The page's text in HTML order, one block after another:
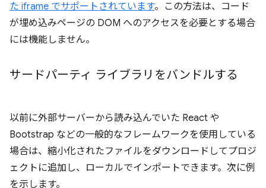
た iframe でサポートされています。この方法は、コード
が埋め込みページの DOM へのアクセスを必要とする場合
には機能しません。
サードパーティ ライブラリをバンドルする
以前に外部サーバーから読み込んでいた React や
Bootstrap などの一般的なフレームワークを使用している
場合は、縮小化されたファイルをダウンロードしてプロジ
ェクトに追加し、ローカルでインポートできます。次に例
を示します。